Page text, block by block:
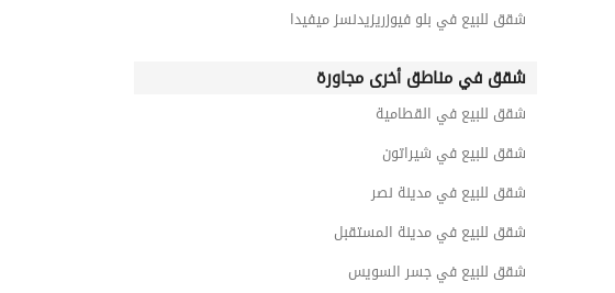
شقق للبيع في بلو فيوزريزيدنسز ميفيدا
شقق في مناطق أخرى مجاورة
شقق للبيع في القطامية
شقق للبيع في شيراتون
شقق للبيع في مدينة نصر
شقق للبيع في مدينة المستقبل
شقق للبيع في جسر السويس